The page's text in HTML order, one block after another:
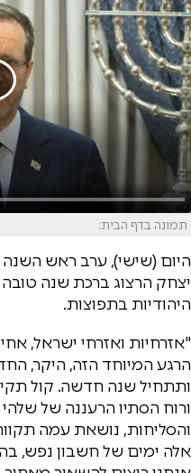
תמונה בדף הבית:
היום (שישי), ערב ראש
יצחק הרצוג ברכת שנה
היהודיות בתפוצות.
"אזרחיות ואזרחי ישראל,
הרגע המיוחד הזה, היקר,
ותתחיל שנה חדשה. קול
ורוח הסתיו הרעננה של
והסליחות, נושאת עמה
אלה ימים של חשבון נפש,